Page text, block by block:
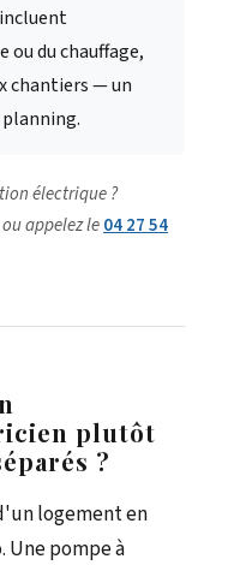
du chauffage,
chantiers — un
électrique ?
ou appelez le04 27 54
plutôt
?
logement en
Une pompe à